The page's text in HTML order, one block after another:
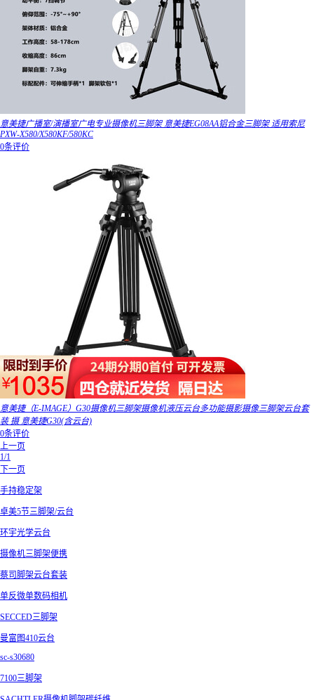
意美捷广播室/演播室广电专业摄像机三脚架 意美捷EG08AA铝合金三脚架 适用索尼
PXW-X580/X580KF/580KC
0条评价
意美捷（E-IMAGE）G30摄像机三脚架摄像机液压云台多功能摄影摄像三脚架云台套
装 摄 意美捷G30(含云台)
0条评价
上一页
1/1
下一页
手持稳定架
卓美5节三脚架/云台
环宇光学云台
摄像机三脚架便携
蔡司脚架云台套装
单反微单数码相机
SECCED三脚架
曼富图410云台
sc-s30680
7100三脚架